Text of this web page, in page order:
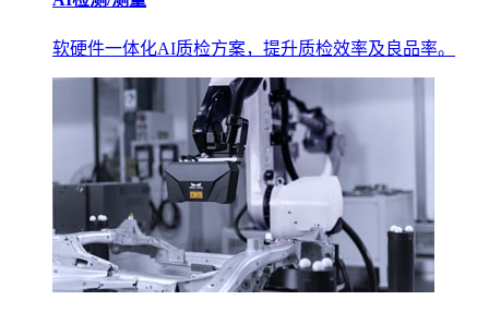
软硬件一体化AI质检方案，提升质检效率及良品率。